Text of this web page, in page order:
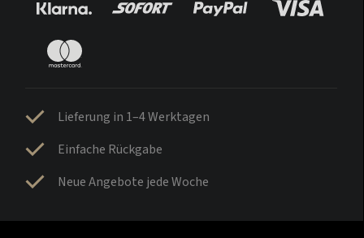
Lieferung in 1–4 Werktagen
Einfache Rückgabe
Neue Angebote jede Woche